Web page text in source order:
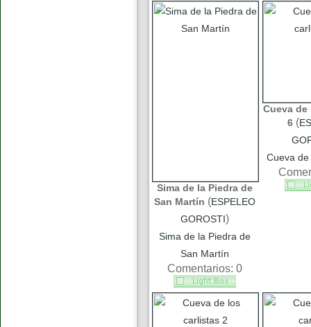
Sima de la Piedra de
San Martín (ESPELEO
GOROSTI)
Sima de la Piedra de
San Martín
Comentarios: 0
Cueva
6 (
Cueva